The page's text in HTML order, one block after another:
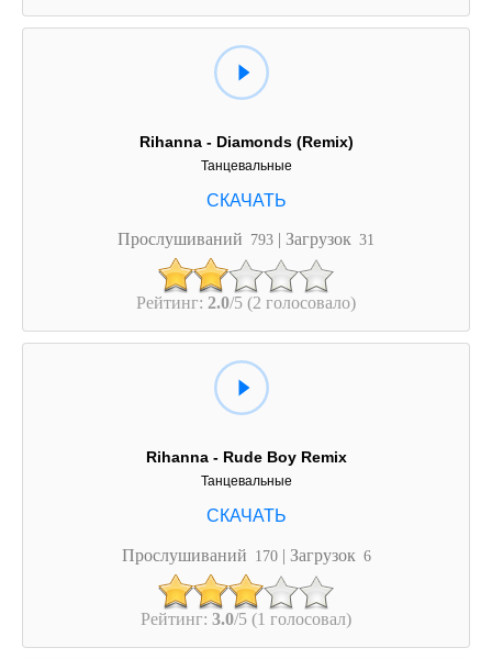
Rihanna - Diamonds (Remix)
Танцевальные
Прослушиваний 793 | Загрузок 31
Рейтинг: 2.0/5 (2 голосовало)
Rihanna - Rude Boy Remix
Танцевальные
Прослушиваний 170 | Загрузок 6
Рейтинг: 3.0/5 (1 голосовал)